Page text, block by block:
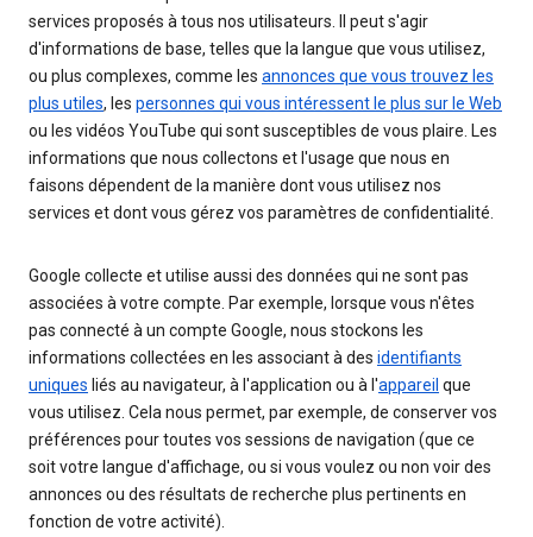
services proposés à tous nos utilisateurs. Il peut s'agir
d'informations de base, telles que la langue que vous utilisez,
ou plus complexes, comme les annonces que vous trouvez les
plus utiles, les personnes qui vous intéressent le plus sur le Web
ou les vidéos YouTube qui sont susceptibles de vous plaire. Les
informations que nous collectons et l'usage que nous en
faisons dépendent de la manière dont vous utilisez nos
services et dont vous gérez vos paramètres de confidentialité.
Google collecte et utilise aussi des données qui ne sont pas
associées à votre compte. Par exemple, lorsque vous n'êtes
pas connecté à un compte Google, nous stockons les
informations collectées en les associant à des identifiants
uniques liés au navigateur, à l'application ou à l'appareil que
vous utilisez. Cela nous permet, par exemple, de conserver vos
préférences pour toutes vos sessions de navigation (que ce
soit votre langue d'affichage, ou si vous voulez ou non voir des
annonces ou des résultats de recherche plus pertinents en
fonction de votre activité).